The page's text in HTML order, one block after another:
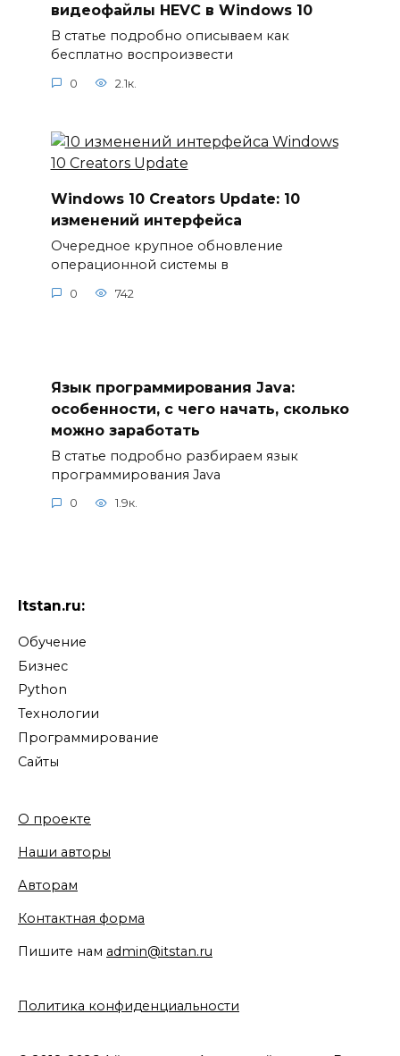
видеофайлы HEVC в Windows 10
В статье подробно описываем как
бесплатно воспроизвести
0 2.1к.
Windows 10 Creators Update: 10
изменений интерфейса
Очередное крупное обновление
операционной системы в
0 742
Язык программирования Java:
особенности, с чего начать, сколько
можно заработать
В статье подробно разбираем язык
программирования Java
0 1.9к.
Itstan.ru:
Обучение
Бизнес
Python
Технологии
Программирование
Сайты
О проекте
Наши авторы
Авторам
Контактная форма
Пишите нам admin@itstan.ru
Политика конфиденциальности